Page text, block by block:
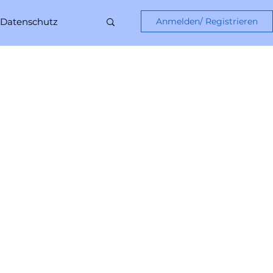
Datenschutz Anmelden/ Registrieren